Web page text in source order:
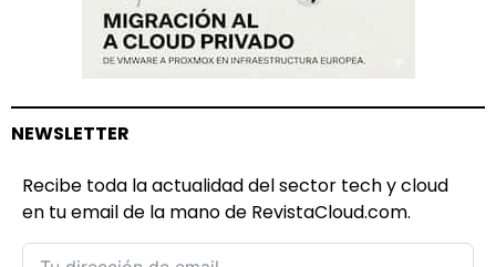
NEWSLETTER
Recibe toda la actualidad del sector tech y cloud
en tu email de la mano de RevistaCloud.com.